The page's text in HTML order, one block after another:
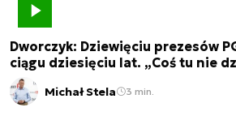
Dworczyk: Dziewięciu prezesów
ciągu dziesięciu lat. „Coś tu nie
Michał Stela 3 min.